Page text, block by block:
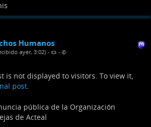
Humanos
ayer, 3:02) • •
is not displayed to visitors. To view it,
post.
pública de la Organización
de Acteal